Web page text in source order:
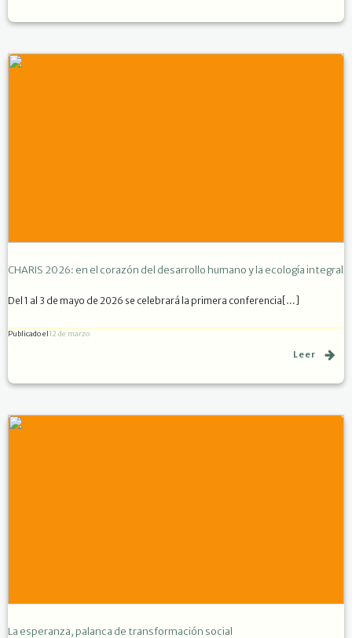
CHARIS 2026: en el corazón del desarrollo humano y la ecología integral
Del 1 al 3 de mayo de 2026 se celebrará la primera conferencia[…]
Publicado el12 de marzo
Leer
La esperanza, palanca de transformación social